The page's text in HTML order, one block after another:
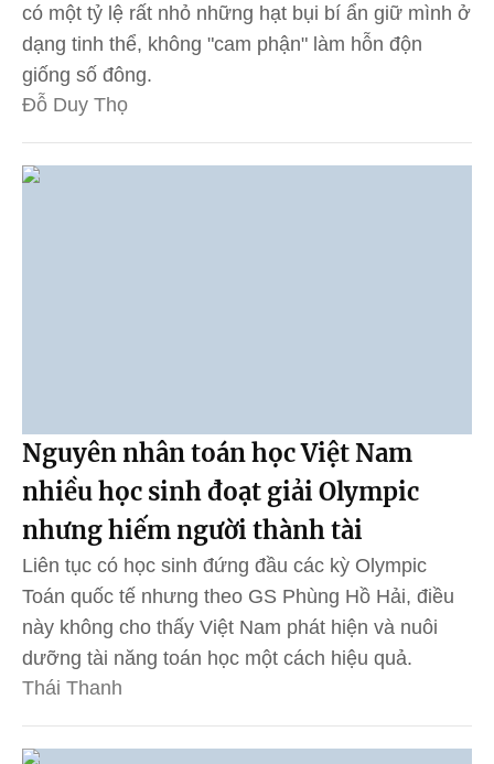
có một tỷ lệ rất nhỏ những hạt bụi bí ẩn giữ mình ở
dạng tinh thể, không "cam phận" làm hỗn độn
giống số đông.
Đỗ Duy Thọ
Nguyên nhân toán học Việt Nam
nhiều học sinh đoạt giải Olympic
nhưng hiếm người thành tài
Liên tục có học sinh đứng đầu các kỳ Olympic
Toán quốc tế nhưng theo GS Phùng Hồ Hải, điều
này không cho thấy Việt Nam phát hiện và nuôi
dưỡng tài năng toán học một cách hiệu quả.
Thái Thanh